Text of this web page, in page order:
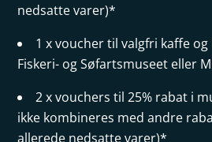
nedsatte varer)*
1 x voucher til valgfri kaffe og
Fiskeri- og Søfartsmuseet eller
2 x vouchers til 25% rabat i
ikke kombineres med andre
allerede nedsatte varer)*